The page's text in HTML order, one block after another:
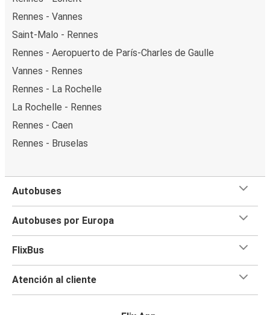
Rennes - Vannes
Saint-Malo - Rennes
Rennes - Aeropuerto de París-Charles de Gaulle
Vannes - Rennes
Rennes - La Rochelle
La Rochelle - Rennes
Rennes - Caen
Rennes - Bruselas
Autobuses
Autobuses por Europa
FlixBus
Atención al cliente